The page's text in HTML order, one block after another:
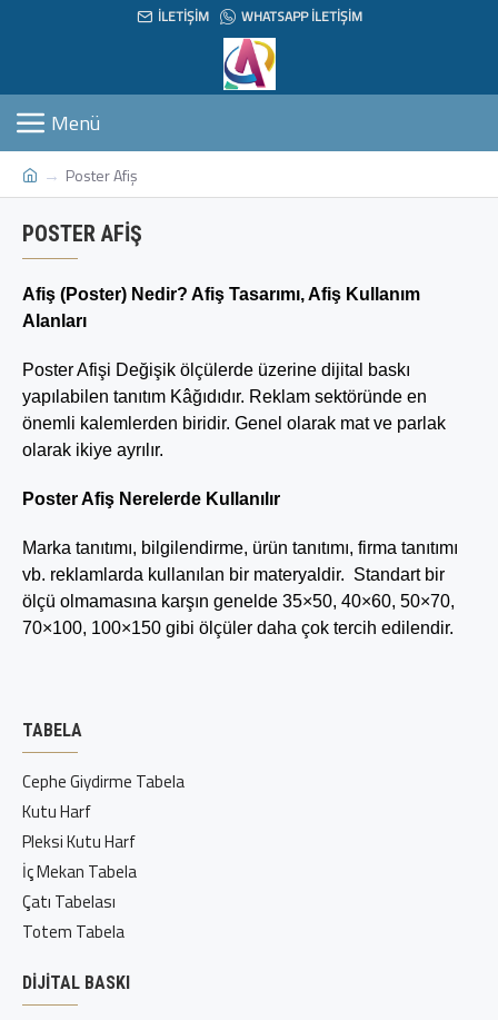
İLETIŞIM WHATSAPP İLETIŞIM
Poster Afiş
POSTER AFIŞ
Afiş (Poster) Nedir? Afiş Tasarımı, Afiş Kullanım
Alanları
Poster Afişi Değişik ölçülerde üzerine dijital baskı
yapılabilen tanıtım Kâğıdıdır. Reklam sektöründe en
önemli kalemlerden biridir. Genel olarak mat ve parlak
olarak ikiye ayrılır.
Poster Afiş Nerelerde Kullanılır
Marka tanıtımı, bilgilendirme, ürün tanıtımı, firma tanıtımı
vb. reklamlarda kullanılan bir materyaldir. Standart bir
ölçü olmamasına karşın genelde 35×50, 40×60, 50×70,
70×100, 100×150 gibi ölçüler daha çok tercih edilendir.
TABELA
Cephe Giydirme Tabela
Kutu Harf
Pleksi Kutu Harf
İç Mekan Tabela
Çatı Tabelası
Totem Tabela
DIJITAL BASKI